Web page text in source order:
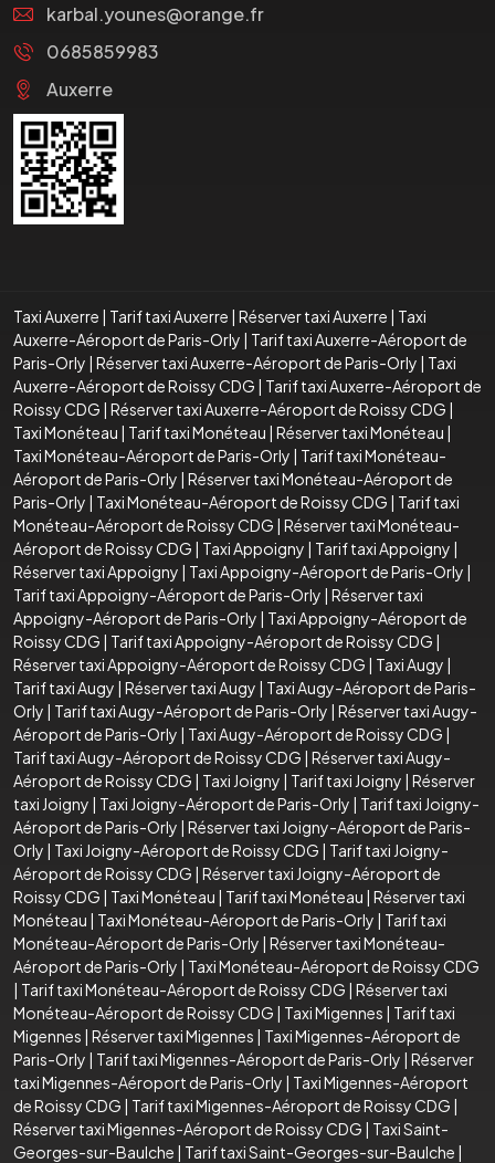
karbal.younes@orange.fr
0685859983
Auxerre
Taxi Auxerre | Tarif taxi Auxerre | Réserver taxi Auxerre | Taxi
Auxerre-Aéroport de Paris-Orly | Tarif taxi Auxerre-Aéroport de
Paris-Orly | Réserver taxi Auxerre-Aéroport de Paris-Orly | Taxi
Auxerre-Aéroport de Roissy CDG | Tarif taxi Auxerre-Aéroport de
Roissy CDG | Réserver taxi Auxerre-Aéroport de Roissy CDG |
Taxi Monéteau | Tarif taxi Monéteau | Réserver taxi Monéteau |
Taxi Monéteau-Aéroport de Paris-Orly | Tarif taxi Monéteau-
Aéroport de Paris-Orly | Réserver taxi Monéteau-Aéroport de
Paris-Orly | Taxi Monéteau-Aéroport de Roissy CDG | Tarif taxi
Monéteau-Aéroport de Roissy CDG | Réserver taxi Monéteau-
Aéroport de Roissy CDG | Taxi Appoigny | Tarif taxi Appoigny |
Réserver taxi Appoigny | Taxi Appoigny-Aéroport de Paris-Orly |
Tarif taxi Appoigny-Aéroport de Paris-Orly | Réserver taxi
Appoigny-Aéroport de Paris-Orly | Taxi Appoigny-Aéroport de
Roissy CDG | Tarif taxi Appoigny-Aéroport de Roissy CDG |
Réserver taxi Appoigny-Aéroport de Roissy CDG | Taxi Augy |
Tarif taxi Augy | Réserver taxi Augy | Taxi Augy-Aéroport de Paris-
Orly | Tarif taxi Augy-Aéroport de Paris-Orly | Réserver taxi Augy-
Aéroport de Paris-Orly | Taxi Augy-Aéroport de Roissy CDG |
Tarif taxi Augy-Aéroport de Roissy CDG | Réserver taxi Augy-
Aéroport de Roissy CDG | Taxi Joigny | Tarif taxi Joigny | Réserver
taxi Joigny | Taxi Joigny-Aéroport de Paris-Orly | Tarif taxi Joigny-
Aéroport de Paris-Orly | Réserver taxi Joigny-Aéroport de Paris-
Orly | Taxi Joigny-Aéroport de Roissy CDG | Tarif taxi Joigny-
Aéroport de Roissy CDG | Réserver taxi Joigny-Aéroport de
Roissy CDG | Taxi Monéteau | Tarif taxi Monéteau | Réserver taxi
Monéteau | Taxi Monéteau-Aéroport de Paris-Orly | Tarif taxi
Monéteau-Aéroport de Paris-Orly | Réserver taxi Monéteau-
Aéroport de Paris-Orly | Taxi Monéteau-Aéroport de Roissy CDG
| Tarif taxi Monéteau-Aéroport de Roissy CDG | Réserver taxi
Monéteau-Aéroport de Roissy CDG | Taxi Migennes | Tarif taxi
Migennes | Réserver taxi Migennes | Taxi Migennes-Aéroport de
Paris-Orly | Tarif taxi Migennes-Aéroport de Paris-Orly | Réserver
taxi Migennes-Aéroport de Paris-Orly | Taxi Migennes-Aéroport
de Roissy CDG | Tarif taxi Migennes-Aéroport de Roissy CDG |
Réserver taxi Migennes-Aéroport de Roissy CDG | Taxi Saint-
Georges-sur-Baulche | Tarif taxi Saint-Georges-sur-Baulche |